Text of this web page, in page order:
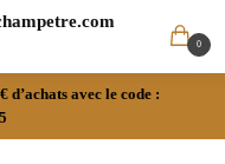
0
d’achats avec le code :